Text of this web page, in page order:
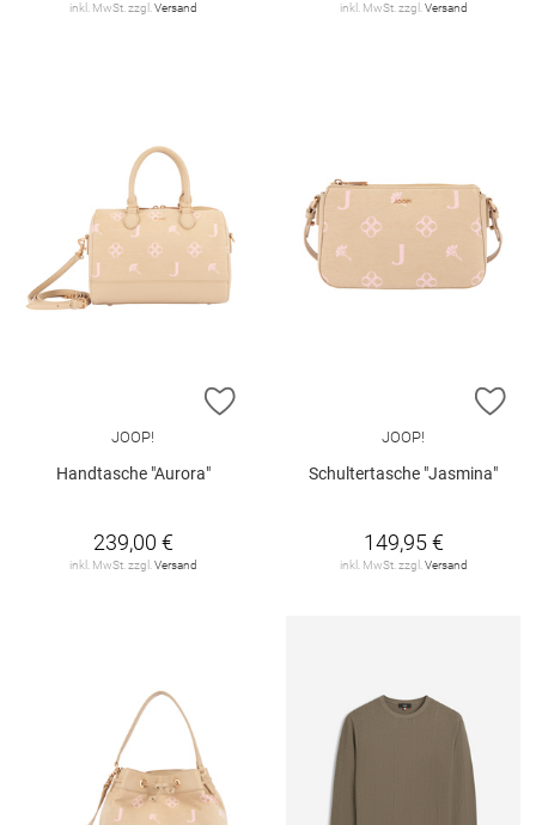
inkl. MwSt. zzgl.Versand inkl. MwSt. zzgl.Versand
ZUR WUNSCHLISTE HINZUFÜGEN
JOOP!
Handtasche "Aurora"
239,00 €
inkl. MwSt. zzgl. Versand
JOOP!
Schultertasche "Jasmina"
149,95 €
inkl. MwSt. zzgl. Versand